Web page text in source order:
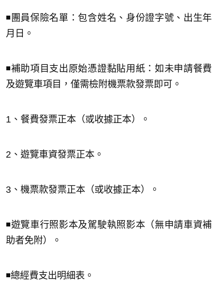
◾️團員保險名單：包含姓名、身份證字號、出生年
月日。
◾️補助項目支出原始憑證黏貼用紙：如未申請餐費
及遊覽車項目，僅需檢附機票款發票即可。
1、餐費發票正本（或收據正本）。
2、遊覽車資發票正本。
3、機票款發票正本（或收據正本）。
◾️遊覽車行照影本及駕駛執照影本（無申請車資補
助者免附）。
◾️總經費支出明細表。